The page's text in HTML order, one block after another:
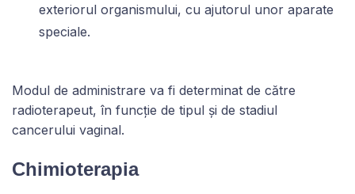
exteriorul organismului, cu ajutorul unor aparate
speciale.
Modul de administrare va fi determinat de către
radioterapeut, în funcție de tipul și de stadiul
cancerului vaginal.
Chimioterapia